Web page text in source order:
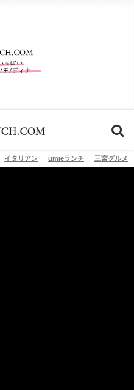
イタリアン umieランチ 三宮グルメ